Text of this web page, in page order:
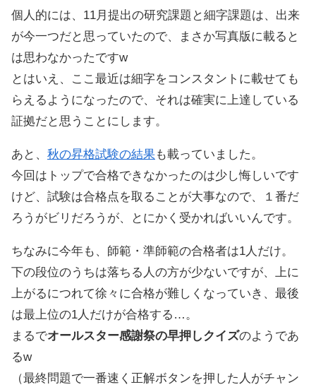
個人的には、11月提出の研究課題と細字課題は、出来
が今一つだと思っていたので、まさか写真版に載ると
は思わなかったですw
とはいえ、ここ最近は細字をコンスタントに載せても
らえるようになったので、それは確実に上達している
証拠だと思うことにします。
あと、 秋の昇格試験の結果 も載っていました。
今回はトップで合格できなかったのは少し悔しいです
けど、試験は合格点を取ることが大事なので、１番だ
ろうがビリだろうが、とにかく受かればいいんです。
ちなみに今年も、師範・準師範の合格者は1人だけ。
下の段位のうちは落ちる人の方が少ないですが、上に
上がるにつれて徐々に合格が難しくなっていき、最後
は最上位の1人だけが合格する…。
まるでオールスター感謝祭の早押しクイズのようであ
るw
（最終問題で一番速く正解ボタンを押した人がチャン